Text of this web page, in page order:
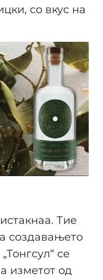
со вкус на
Тие
создавањето
се
изметот од